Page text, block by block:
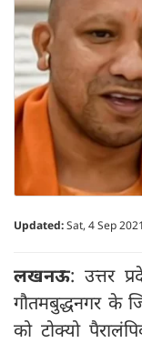
Updated:Sat, 4 Sep
लखनऊ: उत्तर
गौतमबुद्धनगर के
को टोक्यो